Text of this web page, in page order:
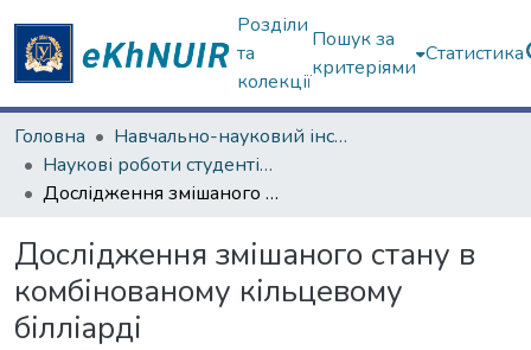
Розділи
та
колекції
Пошук за
критеріями
Статистика
Головна
Навчально-науковий інститут "Фізико-технічний факультет"
Наукові роботи студентів та аспірантів. Навчально-науковий інститут "Фізико-технічний факультет"
Дослідження змішаного стану в комбінованому кiльцевому бiллiардi
Дослідження змішаного стану в
комбінованому кiльцевому
бiллiардi